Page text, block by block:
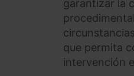
garantizar la
que permita
intervención